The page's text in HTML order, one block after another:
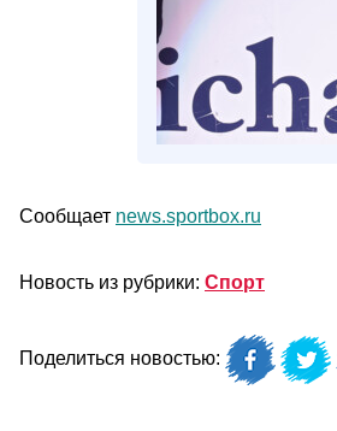
Сообщает news.sportbox.ru
Новость из рубрики: Спорт
Поделиться новостью: